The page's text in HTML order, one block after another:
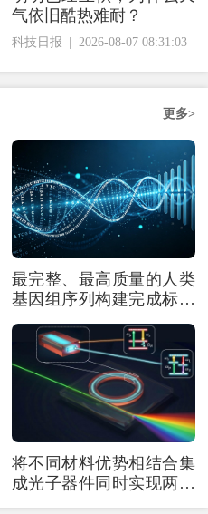
气依旧酷热难耐？
科技日报 | 2026-08-07 08:31:03
更多>
最完整、最高质量的人类
基因组序列构建完成标志
着个性化基因组学迈入新
阶段
将不同材料优势相结合集
成光子器件同时实现两种
非线性光学效应